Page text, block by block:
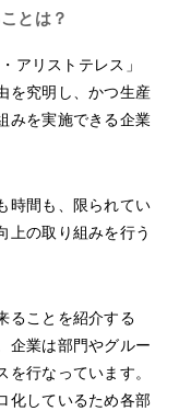
とは？
アリストテレス」
を究明し、かつ生産
みを実施できる企業
時間も、限られてい
上の取り組みを行う
ることを紹介する
企業は部門やグルー
行なっています。
化しているため各部